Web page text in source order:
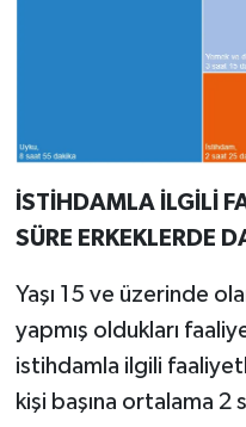
İSTİHDAMLA İLGİLİ
SÜRE ERKEKLERDE
Yaşı 15 ve üzerinde
yapmış oldukları
istihdamla ilgili
kişi başına ortalama